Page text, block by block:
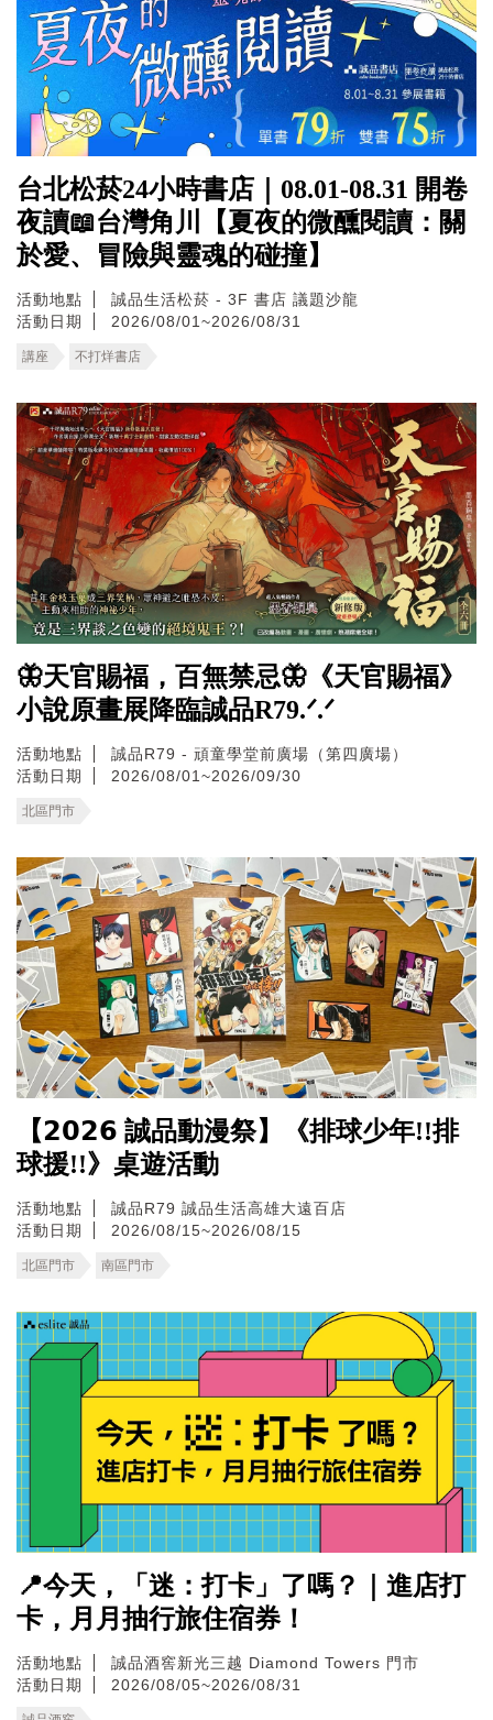
台北松菸24小時書店｜08.01-08.31 開卷
夜讀📖台灣角川【夏夜的微醺閱讀：關
於愛、冒險與靈魂的碰撞】
活動地點
誠品生活松菸 - 3F 書店 議題沙龍
活動日期
2026/08/01~2026/08/31
講座 不打烊書店
🦋天官賜福，百無禁忌🦋《天官賜福》
小說原畫展降臨誠品R79.ᐟ.ᐟ
活動地點
誠品R79 - 頑童學堂前廣場（第四廣場）
活動日期
2026/08/01~2026/09/30
北區門市
【𝟮𝟬𝟮𝟲 誠品動漫祭】《排球少年!!排
球援!!》桌遊活動
活動地點 誠品R79 誠品生活高雄大遠百店
活動日期
2026/08/15~2026/08/15
北區門市 南區門市
📍今天，「迷：打卡」了嗎？｜進店打
卡，月月抽行旅住宿券！
活動地點
誠品酒窖新光三越 Diamond Towers 門市
活動日期
2026/08/05~2026/08/31